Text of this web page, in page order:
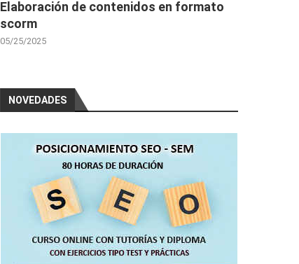
Elaboración de contenidos en formato
scorm
05/25/2025
NOVEDADES